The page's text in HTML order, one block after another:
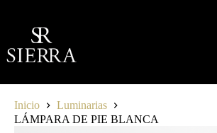
contenido
Inicio
Luminarias
LÁMPARA DE PIE BLANCA